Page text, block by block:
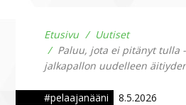
Etusivu
Uutiset
Paluu, jota ei pitänyt tulla
jalkapallon uudelleen
#pelaajanääni 8.5.2026